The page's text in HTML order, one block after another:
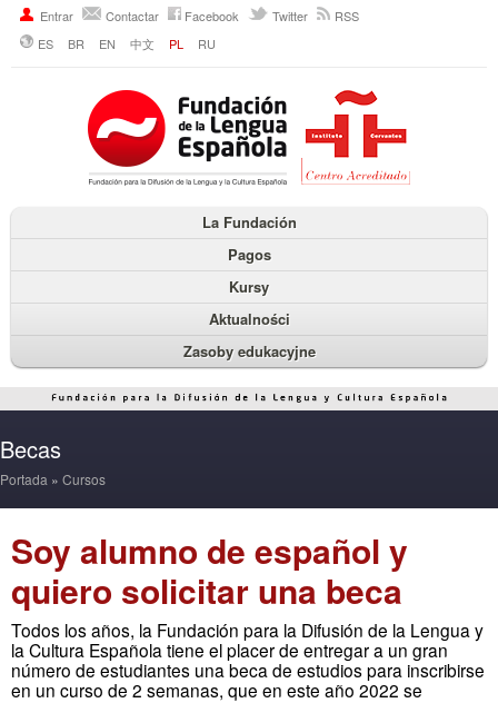
Entrar Contactar Facebook Twitter
RSS
ES
BR EN 中文 PL RU
La Fundación
Pagos
Kursy
Aktualności
Zasoby edukacyjne
Becas
Portada » Cursos
Soy alumno de español y
quiero solicitar una beca
Todos los años, la Fundación para la Difusión de la Lengua y
la Cultura Española tiene el placer de entregar a un gran
número de estudiantes una beca de estudios para inscribirse
en un curso de 2 semanas, que en este año 2022 se